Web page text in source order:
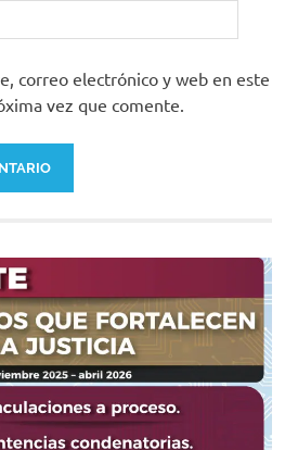
correo electrónico y web en este
vez que comente.